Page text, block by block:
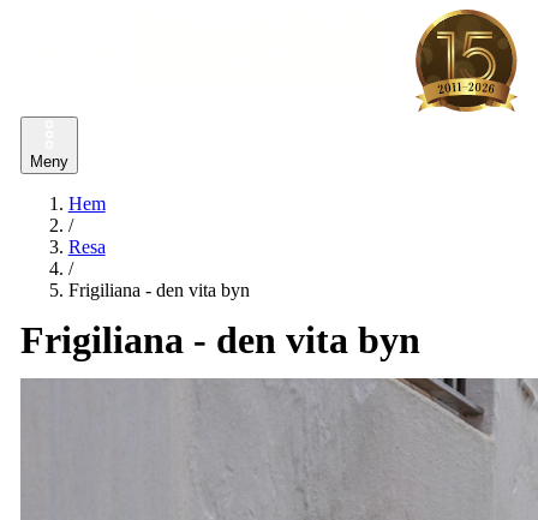
Meny
Hem
/
Resa
/
Frigiliana - den vita byn
Frigiliana - den vita byn